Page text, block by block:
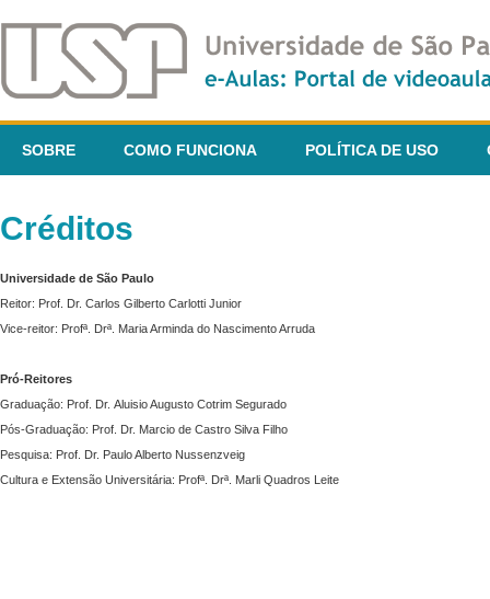
SOBRE COMO FUNCIONA POLÍTICA DE USO
Créditos
Universidade de São Paulo
Reitor: Prof. Dr. Carlos Gilberto Carlotti Junior
Vice-reitor: Profª. Drª. Maria Arminda do Nascimento Arruda
Pró-Reitores
Graduação: Prof. Dr. Aluisio Augusto Cotrim Segurado
Pós-Graduação: Prof. Dr. Marcio de Castro Silva Filho
Pesquisa: Prof. Dr. Paulo Alberto Nussenzveig
Cultura e Extensão Universitária: Profª. Drª. Marli Quadros Leite